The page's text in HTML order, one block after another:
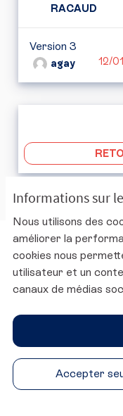
Informations sur
Nous utilisons des
améliorer la
cookies nous
utilisateur et un
canaux de médias
Accepter
RACAUD
Version 3
agay 12/
Charte d'utilisation
Mentions légales
Conditions générales
Paramètres des
SUIVEZ-NOUS
ConseilConseil